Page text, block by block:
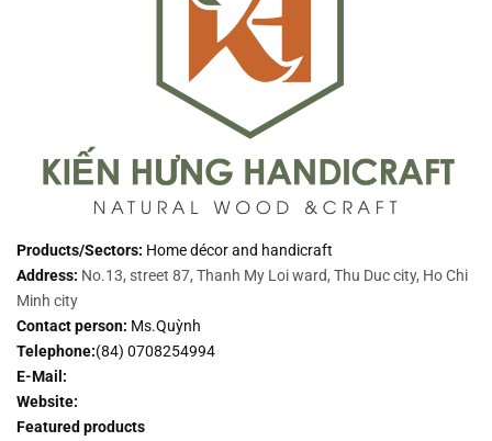
Products/Sectors: Home décor and handicraft
Address: No.13, street 87, Thanh My Loi ward, Thu Duc city, Ho Chi
Minh city
Contact person: Ms.Quỳnh
Telephone:(84) 0708254994
E-Mail:
Website:
Featured products